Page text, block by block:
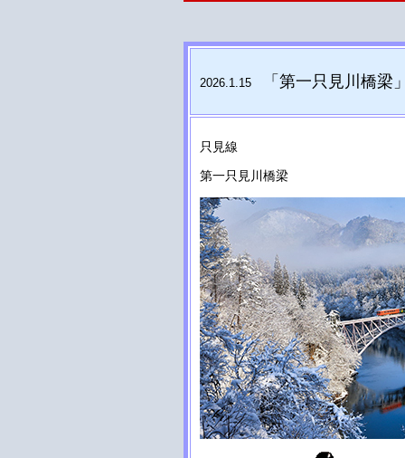
2026.1.15 「第一只見川橋梁
只見線
第一只見川橋梁